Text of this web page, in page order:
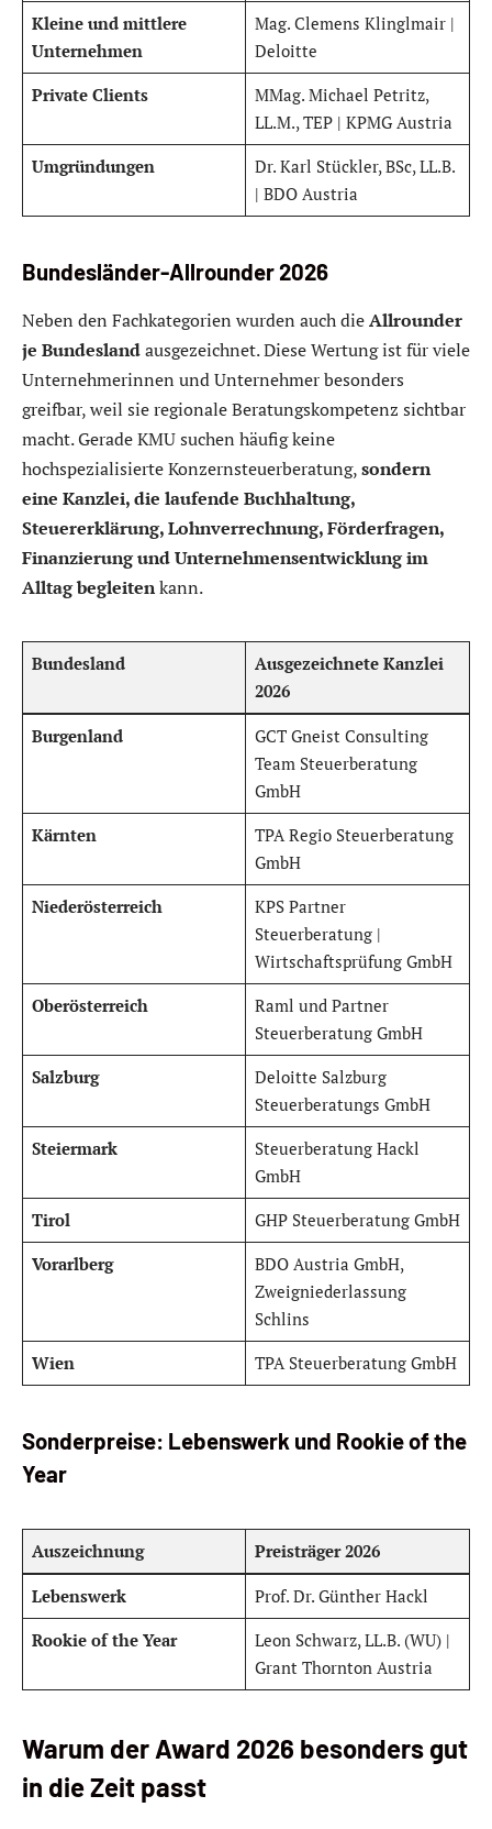
Kleine und mittlere
Unternehmen
Mag. Clemens Klinglmair |
Deloitte
Private Clients
MMag. Michael Petritz,
LL.M., TEP | KPMG Austria
Umgründungen
Dr. Karl Stückler, BSc, LL.B.
| BDO Austria
Bundesländer-Allrounder 2026
Neben den Fachkategorien wurden auch dieAllrounder
je Bundeslandausgezeichnet. Diese Wertung ist für viele
Unternehmerinnen und Unternehmer besonders
greifbar, weil sie regionale Beratungskompetenz sichtbar
macht. Gerade KMU suchen häufig keine
hochspezialisierte Konzernsteuerberatung,sondern
eine Kanzlei, die laufende Buchhaltung,
Steuererklärung, Lohnverrechnung, Förderfragen,
Finanzierung und Unternehmensentwicklung im
Alltag begleitenkann.
Bundesland
Ausgezeichnete Kanzlei
2026
Burgenland
GCT Gneist Consulting
Team Steuerberatung
GmbH
Kärnten
TPA Regio Steuerberatung
GmbH
Niederösterreich
KPS Partner
Steuerberatung |
Wirtschaftsprüfung GmbH
Oberösterreich
Raml und Partner
Steuerberatung GmbH
Salzburg
Deloitte Salzburg
Steuerberatungs GmbH
Steiermark
Steuerberatung Hackl
GmbH
Tirol
GHP Steuerberatung GmbH
Vorarlberg
BDO Austria GmbH,
Zweigniederlassung
Schlins
Wien
TPA Steuerberatung GmbH
Sonderpreise: Lebenswerk und Rookie of the
Year
Auszeichnung Preisträger 2026
Lebenswerk
Prof. Dr. Günther Hackl
Rookie of the Year
Leon Schwarz, LL.B. (WU) |
Grant Thornton Austria
Warum der Award 2026 besonders gut
in die Zeit passt